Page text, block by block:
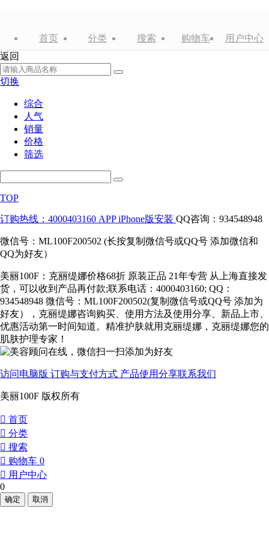
首页 分类 搜索 购物车
用户中心
返回
切换
综合
人气
销量
价格
筛选
TOP
订购热线：4000403160 APP iPhone版安装 QQ咨询：934548948
微信号：ML100F200502 (长按复制微信号或QQ号 添加微信和
QQ为好友）
美丽100F：克丽缇娜价格68折 原装正品 21年专营 从上海直接发
货，可以收到产品再付款;联系电话：4000403160; QQ：
934548948 微信号：ML100F200502(复制微信号或QQ号 添加为
好友），克丽缇娜咨询购买、使用方法及使用分享、新品上市、
优惠活动第一时间知道。精准护肤就用克丽缇娜，克丽缇娜您的
肌肤护理专家！
访问电脑版 订购与支付方式 产品使用分享联系我们
美丽100F 版权所有
󰀁 首页
󰀂 分类
󰀃 搜索
󰀄 购物车 0
󰀅 用户中心
0
确定 取消